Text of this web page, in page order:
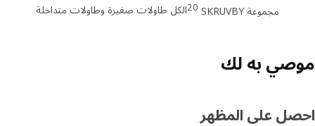
مجموعة SKRUVBY 20 الكل طاولات صغيرة وطاولات متداخلة
به لك
على المظهر